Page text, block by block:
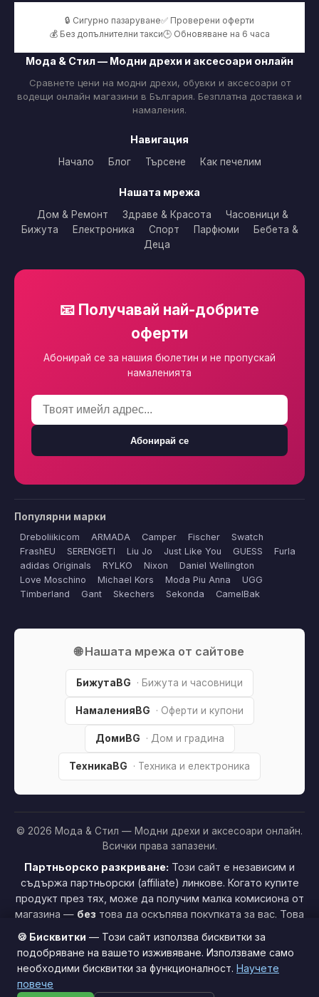
🔒 Сигурно пазаруване✅ Проверени оферти
💰 Без допълнителни такси🕒 Обновяване на 6 часа
Мода & Стил — Модни дрехи и аксесоари онлайн
Сравнете цени на модни дрехи, обувки и аксесоари от
водещи онлайн магазини в България. Безплатна доставка и
намаления.
Навигация
Начало Блог Търсене Как печелим
Нашата мрежа
Дом & Ремонт Здраве & Красота
Часовници &
Бижута
Електроника Спорт Парфюми
Бебета &
Деца
📧 Получавай най-добрите
оферти
Абонирай се за нашия бюлетин и не пропускай
намаленията
Абонирай се
Популярни марки
Dreboliikicom ARMADA Camper Fischer
Swatch
FrashEU
SERENGETI Liu Jo Just Like You GUESS
Furla
adidas Originals
RYLKO Nixon
Daniel Wellington
Love Moschino
Michael Kors Moda Piu Anna
UGG
Timberland
Gant Skechers Sekonda CamelBak
🌐 Нашата мрежа от сайтове
БижутаBG · Бижута и часовници
НамаленияBG · Оферти и купони
ДомиBG · Дом и градина
ТехникаBG · Техника и електроника
© 2026 Мода & Стил — Модни дрехи и аксесоари онлайн.
Всички права запазени.
Партньорско разкриване: Този сайт е независим и
съдържа партньорски (affiliate) линкове. Когато купите
продукт през тях, може да получим малка комисиона от
магазина — без това да оскъпява покупката за вас. Това
Този сайт използва бисквитки за по-добро потребителско
🍪 Бисквитки — Този сайт използва бисквитки за
подобряване на вашето изживяване. Използваме само
необходими бисквитки за функционалност. Научете
повече